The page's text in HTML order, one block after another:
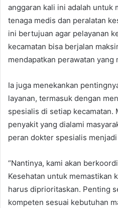
anggaran kali ini adalah untuk
tenaga medis dan peralatan
ini bertujuan agar pelayanan
kecamatan bisa berjalan
mendapatkan perawatan yang
Ia juga menekankan
layanan, termasuk dengan
spesialis di setiap kecamatan.
penyakit yang dialami
peran dokter spesialis
“Nantinya, kami akan
Kesehatan untuk memastikan
harus diprioritaskan. Penting
kompeten sesuai kebutuhan